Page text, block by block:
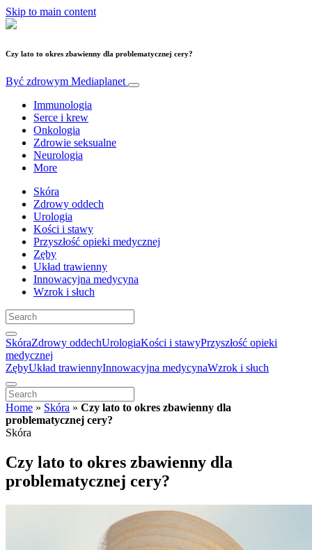
Skip to main content
Czy lato to okres zbawienny dla problematycznej cery?
Być zdrowym Mediaplanet
Immunologia
Serce i krew
Onkologia
Zdrowie seksualne
Neurologia
More
Skóra
Zdrowy oddech
Urologia
Kości i stawy
Przyszłość opieki medycznej
Zęby
Układ trawienny
Innowacyjna medycyna
Wzrok i słuch
SkóraZdrowy oddechUrologiaKości i stawyPrzyszłość opieki
medycznej
ZębyUkład trawiennyInnowacyjna medycynaWzrok i słuch
Home » Skóra » Czy lato to okres zbawienny dla
problematycznej cery?
Skóra
Czy lato to okres zbawienny dla
problematycznej cery?